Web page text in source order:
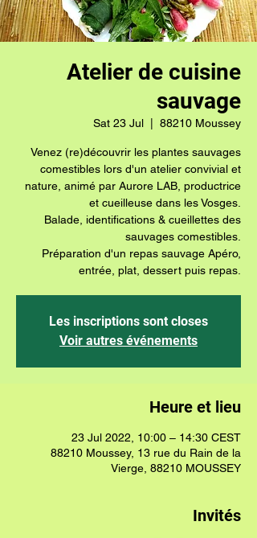
Atelier de cuisine
sauvage
Sat 23 Jul 88210 Moussey
Venez (re)découvrir les plantes sauvages
comestibles lors d'un atelier convivial et
nature, animé par Aurore LAB, productrice
et cueilleuse dans les Vosges.
Balade, identifications & cueillettes des
sauvages comestibles.
Préparation d'un repas sauvage Apéro,
entrée, plat, dessert puis repas.
Les inscriptions sont closes
Voir autres événements
Heure et lieu
23 Jul 2022, 10:00 – 14:30 CEST
88210 Moussey, 13 rue du Rain de la
Vierge, 88210 MOUSSEY
Invités